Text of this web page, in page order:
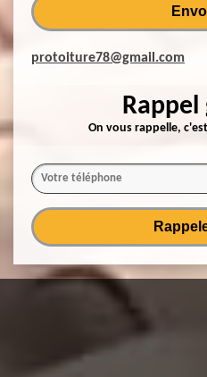
protoiture78@gmail.com
On vous rappelle,